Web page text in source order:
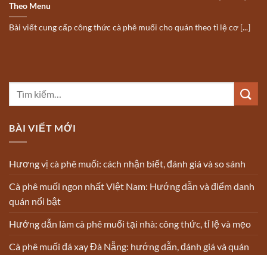
BÀI VIẾT MỚI
Hương vị cà phê muối: cách nhận biết, đánh giá và so sánh
Cà phê muối ngon nhất Việt Nam: Hướng dẫn và điểm danh
quán nổi bật
Hướng dẫn làm cà phê muối tại nhà: công thức, tỉ lệ và mẹo
Cà phê muối đá xay Đà Nẵng: hướng dẫn, đánh giá và quán
Theo Menu
Bài viết cung cấp công thức cà phê muối cho quán theo tỉ lệ cơ [...]